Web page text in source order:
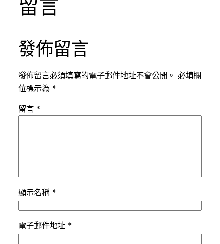
留言
發佈留言
發佈留言必須填寫的電子郵件地址不會公開。 必填欄
位標示為 *
留言 *
顯示名稱 *
電子郵件地址 *